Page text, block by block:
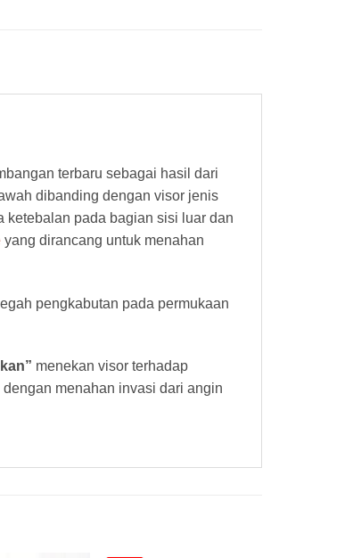
terbaru sebagai hasil dari
dibanding dengan visor jenis
ketebalan pada bagian sisi luar dan
yang dirancang untuk menahan
pengkabutan pada permukaan
menekan visor terhadap
menahan invasi dari angin